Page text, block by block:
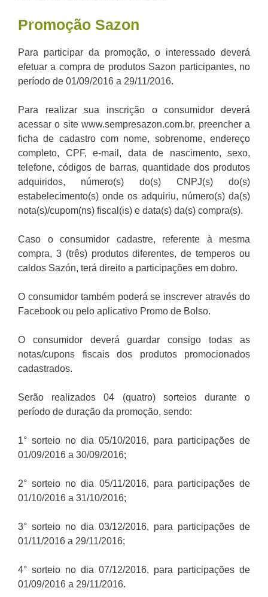
Promoção Sazon
Para participar da promoção, o interessado deverá
efetuar a compra de produtos Sazon participantes, no
período de 01/09/2016 a 29/11/2016.
Para realizar sua inscrição o consumidor deverá
acessar o site www.sempresazon.com.br, preencher a
ficha de cadastro com nome, sobrenome, endereço
completo, CPF, e-mail, data de nascimento, sexo,
telefone, códigos de barras, quantidade dos produtos
adquiridos, número(s) do(s) CNPJ(s) do(s)
estabelecimento(s) onde os adquiriu, número(s) da(s)
nota(s)/cupom(ns) fiscal(is) e data(s) da(s) compra(s).
Caso o consumidor cadastre, referente à mesma
compra, 3 (três) produtos diferentes, de temperos ou
caldos Sazón, terá direito a participações em dobro.
O consumidor também poderá se inscrever através do
Facebook ou pelo aplicativo Promo de Bolso.
O consumidor deverá guardar consigo todas as
notas/cupons fiscais dos produtos promocionados
cadastrados.
Serão realizados 04 (quatro) sorteios durante o
período de duração da promoção, sendo:
1° sorteio no dia 05/10/2016, para participações de
01/09/2016 a 30/09/2016;
2° sorteio no dia 05/11/2016, para participações de
01/10/2016 a 31/10/2016;
3° sorteio no dia 03/12/2016, para participações de
01/11/2016 a 29/11/2016;
4° sorteio no dia 07/12/2016, para participações de
01/09/2016 a 29/11/2016.